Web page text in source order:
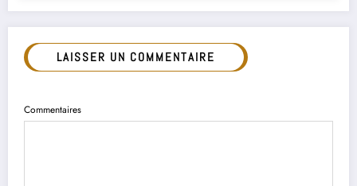
LAISSER UN COMMENTAIRE
Commentaires